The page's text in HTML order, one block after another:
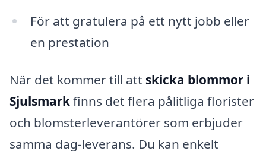
För att gratulera på ett nytt jobb eller
en prestation
När det kommer till att skicka blommor i
Sjulsmarkfinns det flera pålitliga florister
och blomsterleverantörer som erbjuder
samma dag-leverans. Du kan enkelt